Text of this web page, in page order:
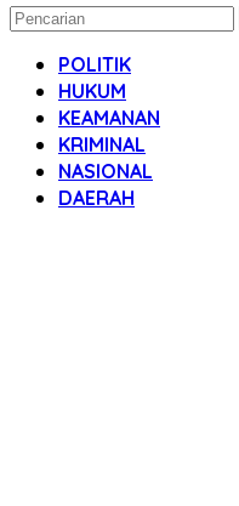
POLITIK
HUKUM
KEAMANAN
KRIMINAL
NASIONAL
DAERAH